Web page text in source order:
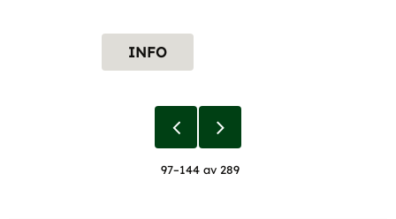
INFO
97–144av 289